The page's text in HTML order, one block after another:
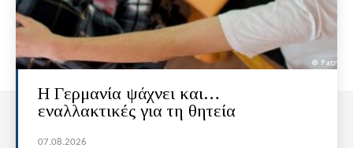
H Γερμανία ψάχνει και…
εναλλακτικές για τη θητεία
07.08.2026